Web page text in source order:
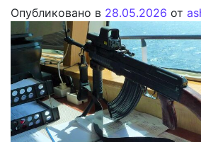
Опубликовано в 28.05.2026 от